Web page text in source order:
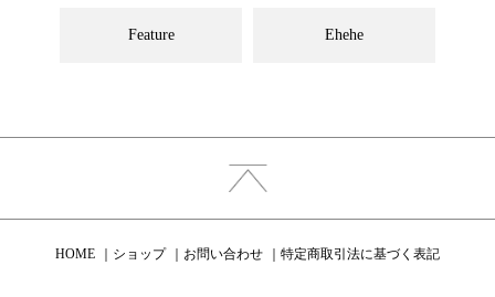
Feature Ehehe
HOME ショップ お問い合わせ 特定商取引法に基づく表記